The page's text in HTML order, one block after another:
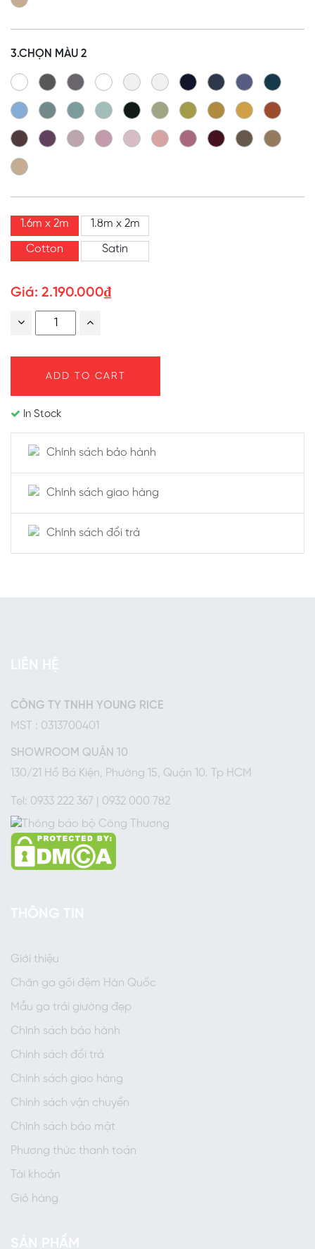
3.CHỌN MÀU 2
1.6m x 2m 1.8m x 2m
Cotton Satin
2.190.000₫
Quantity
ADD TO CART
In Stock
Chính sách bảo hành
Chính sách giao hàng
Chính sách đổi trả
CÔNG TY TNHH YOUNG RICE
MST : 0313700401
SHOWROOM QUẬN 10
130/21 Hồ Bá Kiện, Phường 15, Quận 10. Tp HCM
Tel: 0933 222 367 | 0932 000 782
Giới thiệu
Chăn ga gối đệm Hàn Quốc
Mẫu ga trải giường đẹp
Chính sách bảo hành
Chính sách đổi trả
Chính sách giao hàng
Chính sách vận chuyển
Chính sách bảo mật
Phương thức thanh toán
Tài khoản
Giỏ hàng